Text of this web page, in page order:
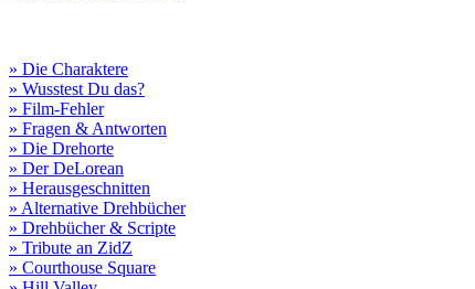
» Die Charaktere
» Wusstest Du das?
» Film-Fehler
» Fragen & Antworten
» Die Drehorte
» Der DeLorean
» Herausgeschnitten
» Alternative Drehbücher
» Drehbücher & Scripte
» Tribute an ZidZ
» Courthouse Square